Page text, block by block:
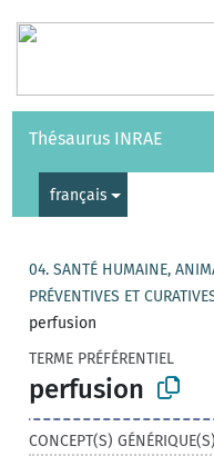
Vocabulaires API
Thésaurus INRAE
français
04. SANTÉ HUMAINE,
PRÉVENTIVES ET
perfusion
TERME PRÉFÉRENTIEL
perfusion
CONCEPT(S) GÉNÉRIQUE(S)